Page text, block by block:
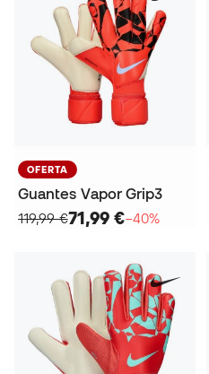
OFERTA
Guantes Vapor Grip3
119,99 €71,99 €−40%